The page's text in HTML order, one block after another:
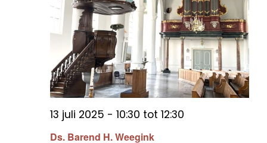
Ds. Barend H. Weegink
13 juli 2025 - 10:30 tot 12:30